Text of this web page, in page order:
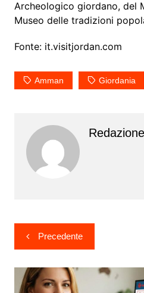
Archeologico giordano, del
Museo delle tradizioni
Fonte: it.visitjordan.com
Amman Giordania
Redazione
Navigazione
articoli
Precedente